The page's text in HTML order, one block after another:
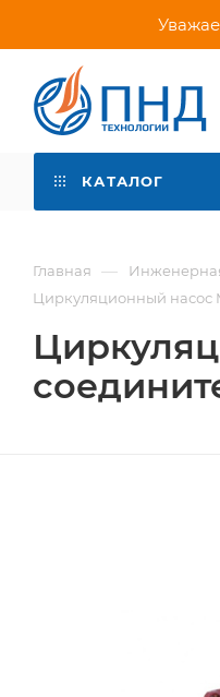
КАТАЛОГ
Главная —
Циркуляционный насос